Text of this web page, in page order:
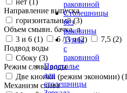
раковиной
Столешницы
без
раковины
Тумба
с
раковиной
Подстолье
для
столешницы
Направление выпуска
горизонтальный (3)
Объем смывн. бачка, л
3 и 6 (1) 6 / 3 л (2) 7,5 (2)
Подвод воды
Сбоку (3)
Режим слива воды
Две кнопки (режим экономии) (1
Механизм слива